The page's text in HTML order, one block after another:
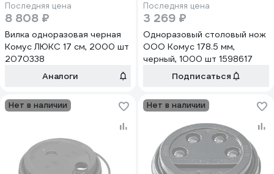
Последняя цена
8 808 ₽
Вилка одноразовая черная
Комус ЛЮКС 17 см, 2000 шт
2070338
Аналоги
Последняя цена
3 269 ₽
Одноразовый столовый нож
ООО Комус 178.5 мм,
черный, 1000 шт 1598617
Подписаться
Нет в наличии Нет в наличии